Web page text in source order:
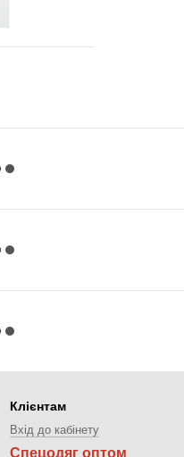
Клієнтам
Вхід до кабінету
Спецодяг оптом